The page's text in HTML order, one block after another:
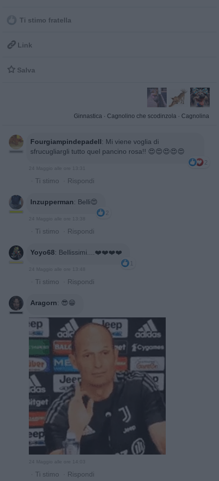
Ti stimo fratella
 Link
 Salva
Ginnastica · Cagnolino che scodinzola · Cagnolina
Fourgiampindepadell: Mi viene voglia di
sfrucugliargli tutto quel pancino rosa!! 😍😍😍😍😍
2
24 Maggio alle ore 13:31
· Ti stimo · Rispondi
Inzupperman: Belli😍
2
24 Maggio alle ore 13:38
· Ti stimo · Rispondi
Yoyo68: Bellissimi....❤️❤️❤️❤️
1
24 Maggio alle ore 13:48
· Ti stimo · Rispondi
Aragorn: 😎😁
24 Maggio alle ore 14:03
· Ti stimo · Rispondi